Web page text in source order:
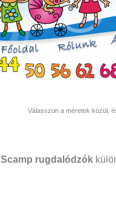
Válasszon a méretek közül,
Scamp rugdalódzók